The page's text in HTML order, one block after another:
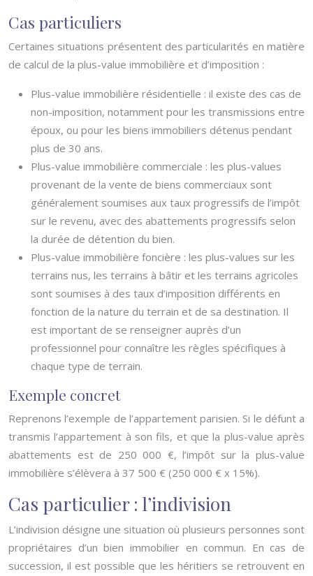
Cas particuliers
Certaines situations présentent des particularités en matière
de calcul de la plus-value immobilière et d’imposition :
Plus-value immobilière résidentielle : il existe des cas de
non-imposition, notamment pour les transmissions entre
époux, ou pour les biens immobiliers détenus pendant
plus de 30 ans.
Plus-value immobilière commerciale : les plus-values
provenant de la vente de biens commerciaux sont
généralement soumises aux taux progressifs de l’impôt
sur le revenu, avec des abattements progressifs selon
la durée de détention du bien.
Plus-value immobilière foncière : les plus-values sur les
terrains nus, les terrains à bâtir et les terrains agricoles
sont soumises à des taux d’imposition différents en
fonction de la nature du terrain et de sa destination. Il
est important de se renseigner auprès d’un
professionnel pour connaître les règles spécifiques à
chaque type de terrain.
Exemple concret
Reprenons l’exemple de l’appartement parisien. Si le défunt a
transmis l’appartement à son fils, et que la plus-value après
abattements est de 250 000 €, l’impôt sur la plus-value
immobilière s’élèvera à 37 500 € (250 000 € x 15%).
Cas particulier : l’indivision
L’indivision désigne une situation où plusieurs personnes sont
propriétaires d’un bien immobilier en commun. En cas de
succession, il est possible que les héritiers se retrouvent en